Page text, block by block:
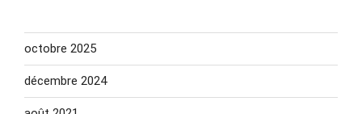
octobre 2025
décembre 2024